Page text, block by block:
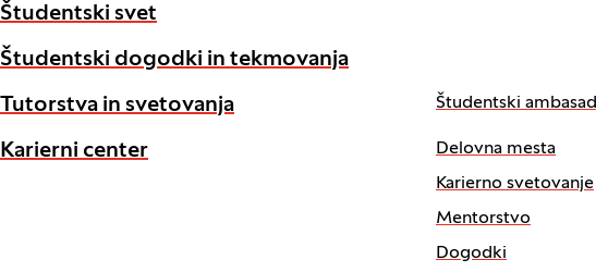
Študentski svet
Študentski dogodki in tekmovanja
Tutorstva in svetovanja Študentski
Karierni center
Delovna mesta
Karierno svetovanje
Mentorstvo
Dogodki